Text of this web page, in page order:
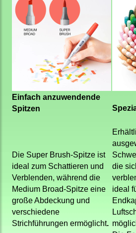
Einfach anzuwendende
Spitzen
Die Super Brush-Spitze ist
ideal zum Schattieren und
Verblenden, während die
Medium Broad-Spitze eine
große Abdeckung und
verschiedene
Strichführungen ermöglicht.
die
ideal